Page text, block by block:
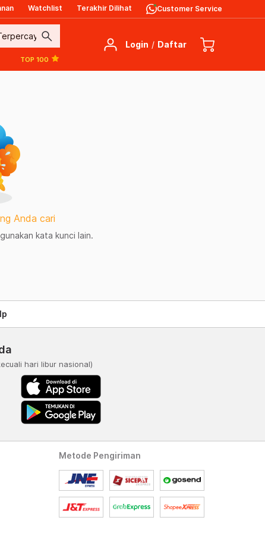
Watchlist Terakhir Dilihat Customer Service
search
TOP 100
Login / Daftar
Anda cari
kata kunci lain.
hari libur nasional)
Metode Pengiriman